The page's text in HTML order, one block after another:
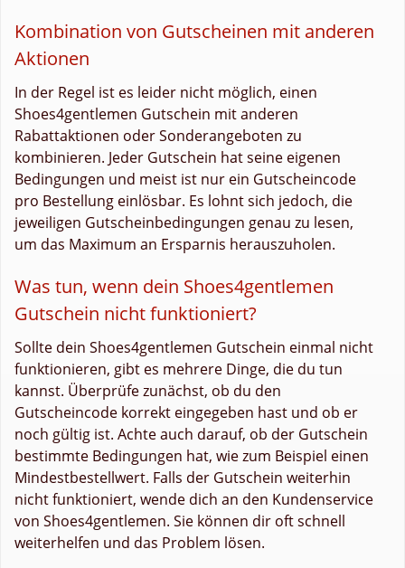
Kombination von Gutscheinen mit anderen
Aktionen
In der Regel ist es leider nicht möglich, einen
Shoes4gentlemen Gutschein mit anderen
Rabattaktionen oder Sonderangeboten zu
kombinieren. Jeder Gutschein hat seine eigenen
Bedingungen und meist ist nur ein Gutscheincode
pro Bestellung einlösbar. Es lohnt sich jedoch, die
jeweiligen Gutscheinbedingungen genau zu lesen,
um das Maximum an Ersparnis herauszuholen.
Was tun, wenn dein Shoes4gentlemen
Gutschein nicht funktioniert?
Sollte dein Shoes4gentlemen Gutschein einmal nicht
funktionieren, gibt es mehrere Dinge, die du tun
kannst. Überprüfe zunächst, ob du den
Gutscheincode korrekt eingegeben hast und ob er
noch gültig ist. Achte auch darauf, ob der Gutschein
bestimmte Bedingungen hat, wie zum Beispiel einen
Mindestbestellwert. Falls der Gutschein weiterhin
nicht funktioniert, wende dich an den Kundenservice
von Shoes4gentlemen. Sie können dir oft schnell
weiterhelfen und das Problem lösen.